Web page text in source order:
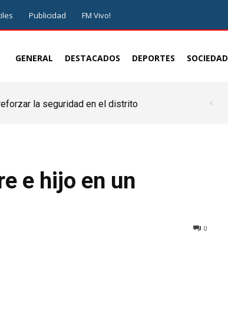
Publicidad FM Vivo!
GENERAL DESTACADOS DEPORTES SOCIEDAD
la seguridad en el distrito
e hijo en un
0